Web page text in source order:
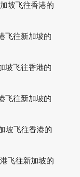
坡飞往香港的
飞往新加坡的
坡飞往香港的
飞往新加坡的
坡飞往香港的
飞往新加坡的